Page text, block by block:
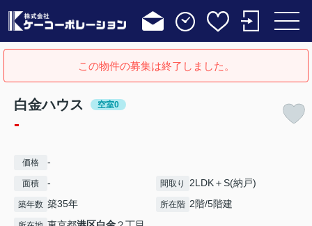
この物件の募集は終了しました。
白金ハウス 空室0
-
価格 -
面積 - 間取り 2LDK＋S(納戸)
築年数 築35年 所在階 2階/5階建